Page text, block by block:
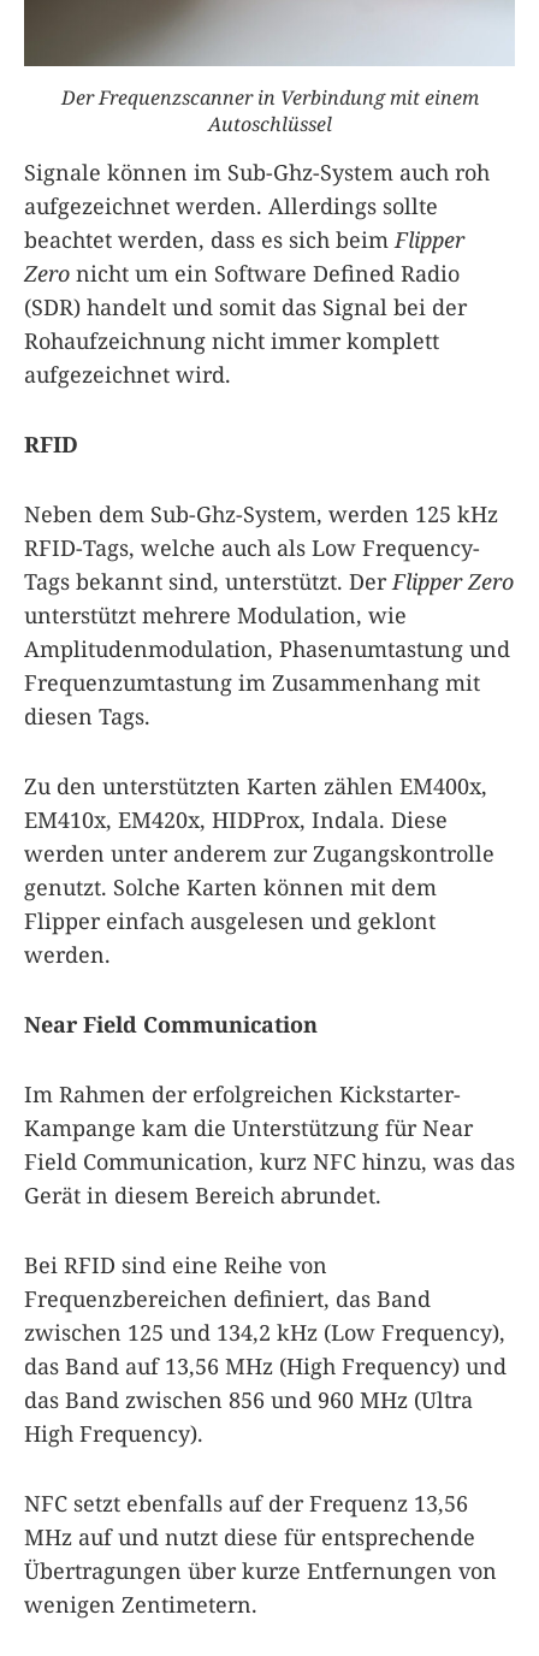
Der Frequenzscanner in Verbindung mit einem
Autoschlüssel
Signale können im Sub-Ghz-System auch roh
aufgezeichnet werden. Allerdings sollte
beachtet werden, dass es sich beimFlipper
Zero nicht um ein Software Defined Radio
(SDR) handelt und somit das Signal bei der
Rohaufzeichnung nicht immer komplett
aufgezeichnet wird.
RFID
Neben dem Sub-Ghz-System, werden 125 kHz
RFID-Tags, welche auch als Low Frequency-
Tags bekannt sind, unterstützt. DerFlipper Zero
unterstützt mehrere Modulation, wie
Amplitudenmodulation, Phasenumtastung und
Frequenzumtastung im Zusammenhang mit
diesen Tags.
Zu den unterstützten Karten zählen EM400x,
EM410x, EM420x, HIDProx, Indala. Diese
werden unter anderem zur Zugangskontrolle
genutzt. Solche Karten können mit dem
Flipper einfach ausgelesen und geklont
werden.
Near Field Communication
Im Rahmen der erfolgreichen Kickstarter-
Kampange kam die Unterstützung für Near
Field Communication, kurz NFC hinzu, was das
Gerät in diesem Bereich abrundet.
Bei RFID sind eine Reihe von
Frequenzbereichen definiert, das Band
zwischen 125 und 134,2 kHz (Low Frequency),
das Band auf 13,56 MHz (High Frequency) und
das Band zwischen 856 und 960 MHz (Ultra
High Frequency).
NFC setzt ebenfalls auf der Frequenz 13,56
MHz auf und nutzt diese für entsprechende
Übertragungen über kurze Entfernungen von
wenigen Zentimetern.